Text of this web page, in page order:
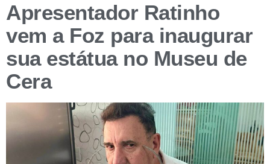
Apresentador Ratinho
vem a Foz para inaugurar
sua estátua no Museu de
Cera